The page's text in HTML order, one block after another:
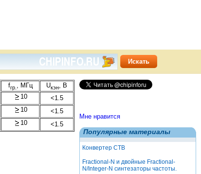
Мне нравится
Популярные материалы
Конвертер СТВ
Fractional-N и двойные Fractional-
N/Integer-N синтезаторы частоты.
fгр. , МГц Uкэн, В
10
<1.5
10
<1.5
10 <1.5